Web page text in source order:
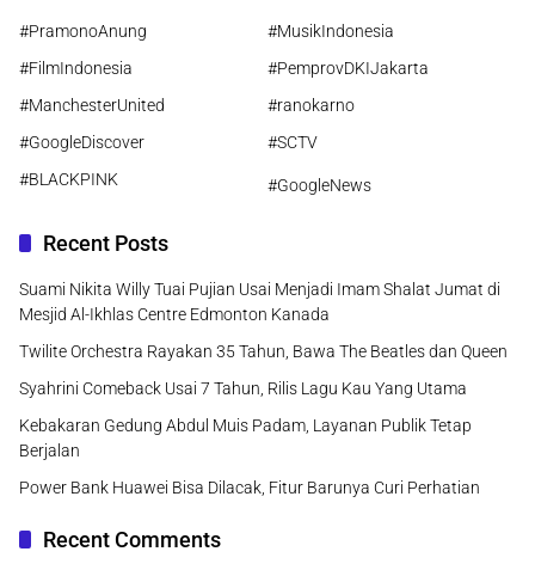
#PramonoAnung
#MusikIndonesia
#FilmIndonesia
#PemprovDKIJakarta
#ManchesterUnited
#ranokarno
#GoogleDiscover
#SCTV
#BLACKPINK
#GoogleNews
Recent Posts
Suami Nikita Willy Tuai Pujian Usai Menjadi Imam Shalat Jumat di
Mesjid Al-Ikhlas Centre Edmonton Kanada
Twilite Orchestra Rayakan 35 Tahun, Bawa The Beatles dan Queen
Syahrini Comeback Usai 7 Tahun, Rilis Lagu Kau Yang Utama
Kebakaran Gedung Abdul Muis Padam, Layanan Publik Tetap
Berjalan
Power Bank Huawei Bisa Dilacak, Fitur Barunya Curi Perhatian
Recent Comments